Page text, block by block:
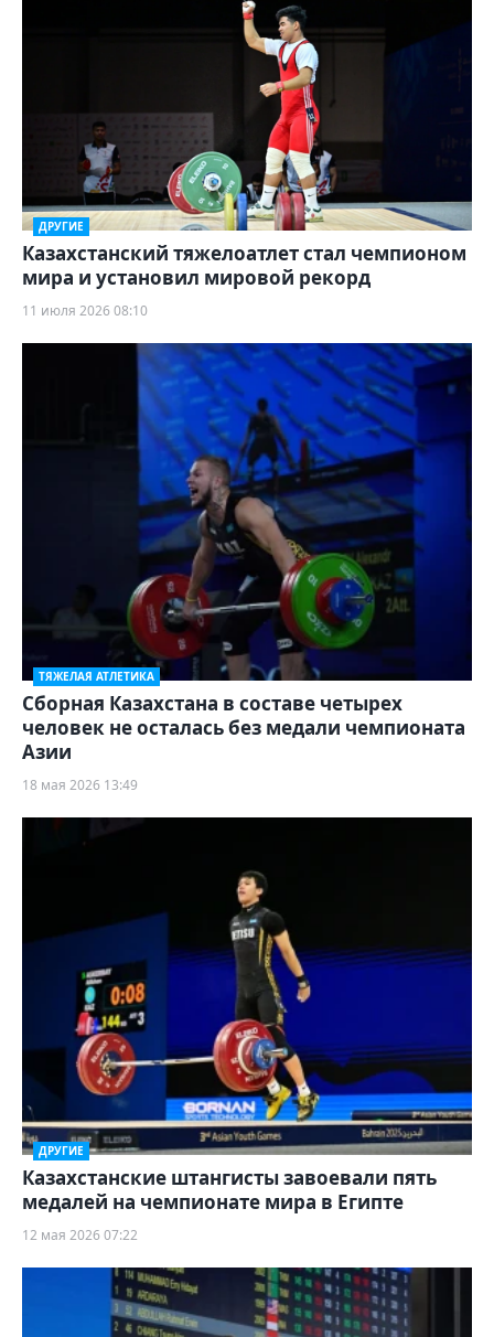
ДРУГИЕ
Казахстанский тяжелоатлет стал чемпионом
мира и установил мировой рекорд
11 июля 2026 08:10
ТЯЖЕЛАЯ АТЛЕТИКА
Сборная Казахстана в составе четырех
человек не осталась без медали чемпионата
Азии
18 мая 2026 13:49
ДРУГИЕ
Казахстанские штангисты завоевали пять
медалей на чемпионате мира в Египте
12 мая 2026 07:22